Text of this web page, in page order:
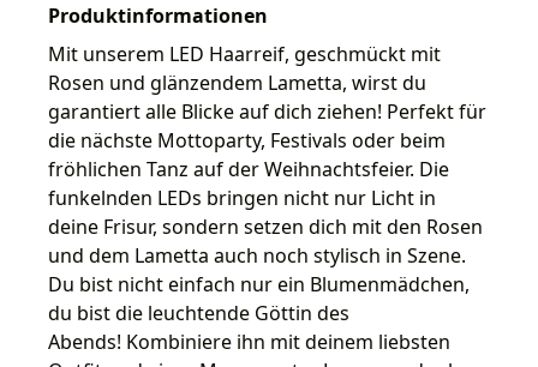
Produktinformationen
Mit unserem LED Haarreif, geschmückt mit
Rosen und glänzendem Lametta, wirst du
garantiert alle Blicke auf dich ziehen! Perfekt für
die nächste Mottoparty, Festivals oder beim
fröhlichen Tanz auf der Weihnachtsfeier. Die
funkelnden LEDs bringen nicht nur Licht in
deine Frisur, sondern setzen dich mit den Rosen
und dem Lametta auch noch stylisch in Szene.
Du bist nicht einfach nur ein Blumenmädchen,
du bist die leuchtende Göttin des
Abends! Kombiniere ihn mit deinem liebsten